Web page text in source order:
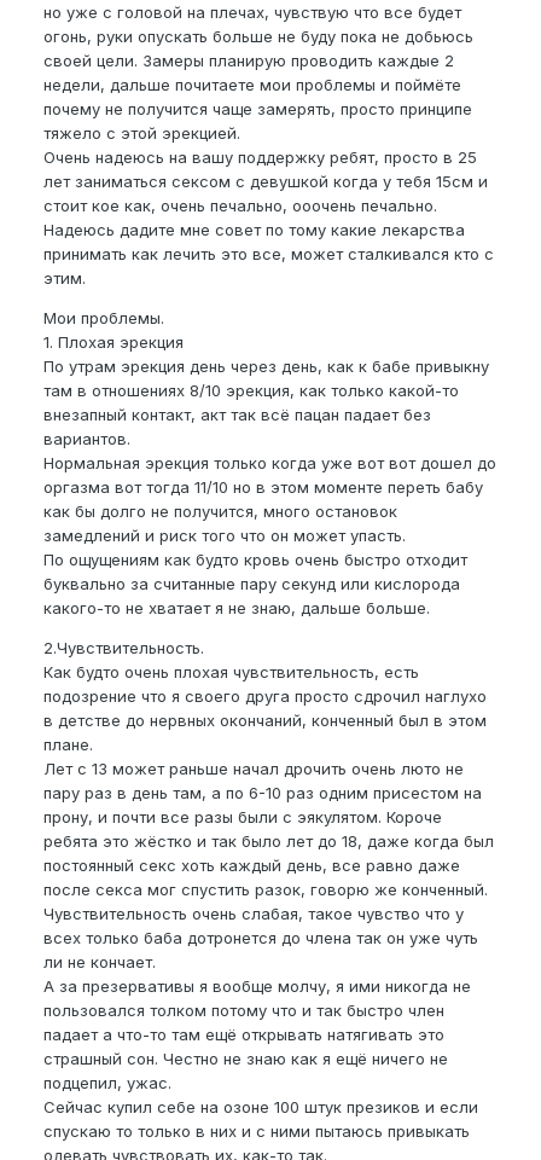
но уже с головой на плечах, чувствую что все будет
огонь, руки опускать больше не буду пока не добьюсь
своей цели. Замеры планирую проводить каждые 2
недели, дальше почитаете мои проблемы и поймёте
почему не получится чаще замерять, просто принципе
тяжело с этой эрекцией.
Очень надеюсь на вашу поддержку ребят, просто в 25
лет заниматься сексом с девушкой когда у тебя 15см и
стоит кое как, очень печально, ооочень печально.
Надеюсь дадите мне совет по тому какие лекарства
принимать как лечить это все, может сталкивался кто с
этим.
Мои проблемы.
1. Плохая эрекция
По утрам эрекция день через день, как к бабе привыкну
там в отношениях 8/10 эрекция, как только какой-то
внезапный контакт, акт так всё пацан падает без
вариантов.
Нормальная эрекция только когда уже вот вот дошел до
оргазма вот тогда 11/10 но в этом моменте переть бабу
как бы долго не получится, много остановок
замедлений и риск того что он может упасть.
По ощущениям как будто кровь очень быстро отходит
буквально за считанные пару секунд или кислорода
какого-то не хватает я не знаю, дальше больше.
2.Чувствительность.
Как будто очень плохая чувствительность, есть
подозрение что я своего друга просто сдрочил наглухо
в детстве до нервных окончаний, конченный был в этом
плане.
Лет с 13 может раньше начал дрочить очень люто не
пару раз в день там, а по 6-10 раз одним присестом на
прону, и почти все разы были с эякулятом. Короче
ребята это жёстко и так было лет до 18, даже когда был
постоянный секс хоть каждый день, все равно даже
после секса мог спустить разок, говорю же конченный.
Чувствительность очень слабая, такое чувство что у
всех только баба дотронется до члена так он уже чуть
ли не кончает.
А за презервативы я вообще молчу, я ими никогда не
пользовался толком потому что и так быстро член
падает а что-то там ещё открывать натягивать это
страшный сон. Честно не знаю как я ещё ничего не
подцепил, ужас.
Сейчас купил себе на озоне 100 штук презиков и если
спускаю то только в них и с ними пытаюсь привыкать
одевать чувствовать их, как-то так.